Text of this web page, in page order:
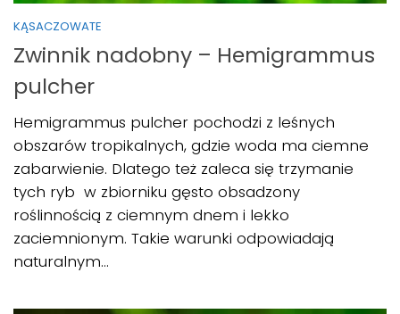
KĄSACZOWATE
Zwinnik nadobny – Hemigrammus
pulcher
Hemigrammus pulcher pochodzi z leśnych
obszarów tropikalnych, gdzie woda ma ciemne
zabarwienie. Dlatego też zaleca się trzymanie
tych ryb w zbiorniku gęsto obsadzony
roślinnością z ciemnym dnem i lekko
zaciemnionym. Takie warunki odpowiadają
naturalnym...